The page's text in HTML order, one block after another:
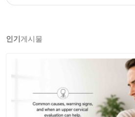
인기 게시물